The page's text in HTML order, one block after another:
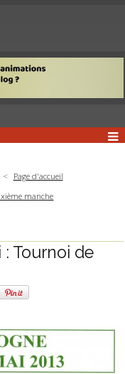
Page d'accueil
manche
: Tournoi de